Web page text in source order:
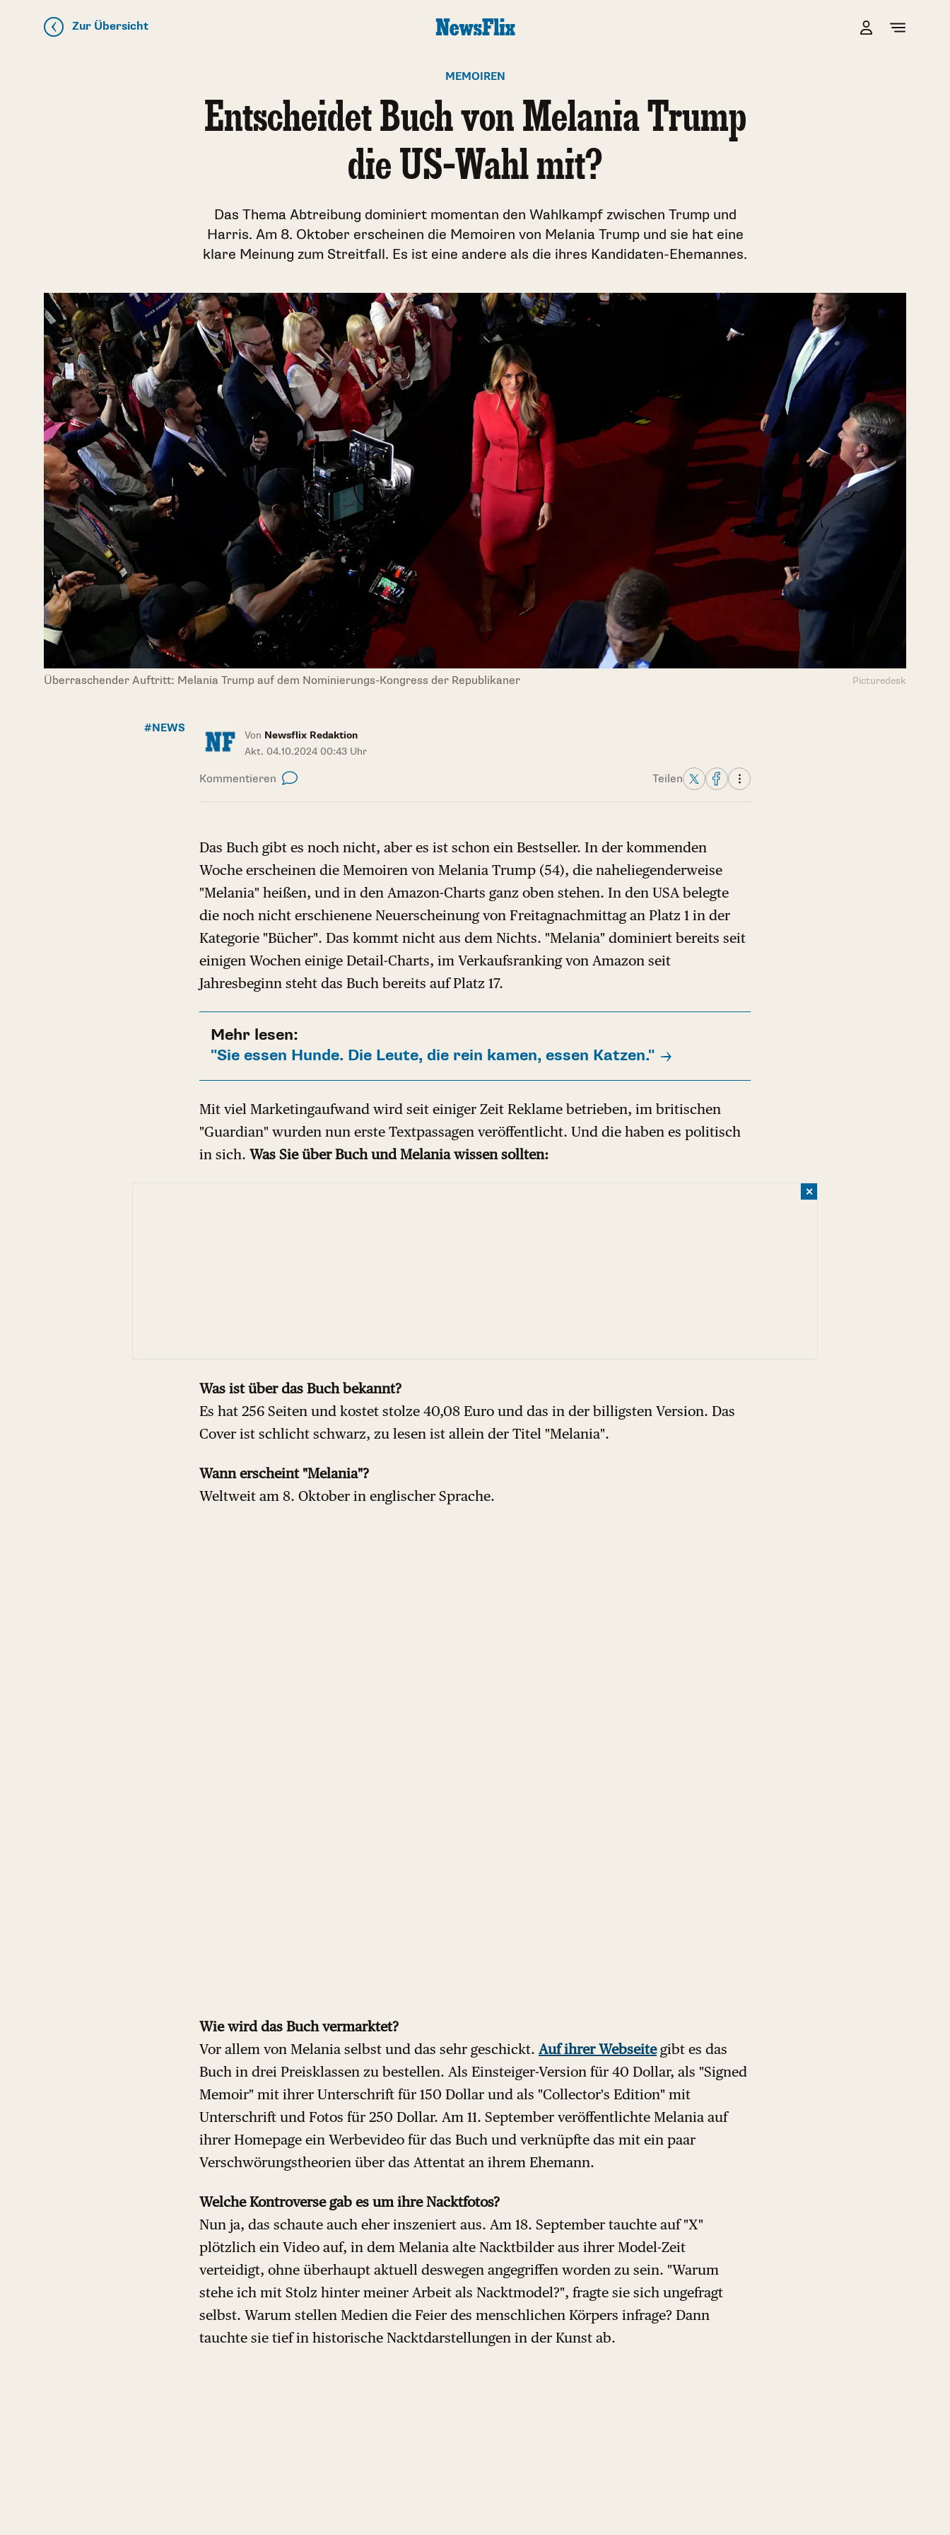
Zur Übersicht
MEMOIREN
Entscheidet Buch von Melania Trump
die US-Wahl mit?
Das Thema Abtreibung dominiert momentan den Wahlkampf zwischen Trump und
Harris. Am 8. Oktober erscheinen die Memoiren von Melania Trump und sie hat eine
klare Meinung zum Streitfall. Es ist eine andere als die ihres Kandidaten-Ehemannes.
Überraschender Auftritt: Melania Trump auf dem Nominierungs-Kongress der Republikaner Picturedesk
#NEWS
Von Newsflix Redaktion
Akt. 04.10.2024 00:43 Uhr
Kommentieren Teilen
Das Buch gibt es noch nicht, aber es ist schon ein Bestseller. In der kommenden
Woche erscheinen die Memoiren von Melania Trump (54), die naheliegenderweise
"Melania" heißen, und in den Amazon-Charts ganz oben stehen. In den USA belegte
die noch nicht erschienene Neuerscheinung von Freitagnachmittag an Platz 1 in der
Kategorie "Bücher". Das kommt nicht aus dem Nichts. "Melania" dominiert bereits seit
einigen Wochen einige Detail-Charts, im Verkaufsranking von Amazon seit
Jahresbeginn steht das Buch bereits auf Platz 17.
Mehr lesen:
"Sie essen Hunde. Die Leute, die rein kamen, essen Katzen."
Mit viel Marketingaufwand wird seit einiger Zeit Reklame betrieben, im britischen
"Guardian" wurden nun erste Textpassagen veröffentlicht. Und die haben es politisch
in sich. Was Sie über Buch und Melania wissen sollten:
✕
Was ist über das Buch bekannt?
Es hat 256 Seiten und kostet stolze 40,08 Euro und das in der billigsten Version. Das
Cover ist schlicht schwarz, zu lesen ist allein der Titel "Melania".
Wann erscheint "Melania"?
Weltweit am 8. Oktober in englischer Sprache.
Wie wird das Buch vermarktet?
Vor allem von Melania selbst und das sehr geschickt. Auf ihrer Webseitegibt es das
Buch in drei Preisklassen zu bestellen. Als Einsteiger-Version für 40 Dollar, als "Signed
Memoir" mit ihrer Unterschrift für 150 Dollar und als "Collector's Edition" mit
Unterschrift und Fotos für 250 Dollar. Am 11. September veröffentlichte Melania auf
ihrer Homepage ein Werbevideo für das Buch und verknüpfte das mit ein paar
Verschwörungstheorien über das Attentat an ihrem Ehemann.
Welche Kontroverse gab es um ihre Nacktfotos?
Nun ja, das schaute auch eher inszeniert aus. Am 18. September tauchte auf "X"
plötzlich ein Video auf, in dem Melania alte Nacktbilder aus ihrer Model-Zeit
verteidigt, ohne überhaupt aktuell deswegen angegriffen worden zu sein. "Warum
stehe ich mit Stolz hinter meiner Arbeit als Nacktmodel?", fragte sie sich ungefragt
selbst. Warum stellen Medien die Feier des menschlichen Körpers infrage? Dann
tauchte sie tief in historische Nacktdarstellungen in der Kunst ab.